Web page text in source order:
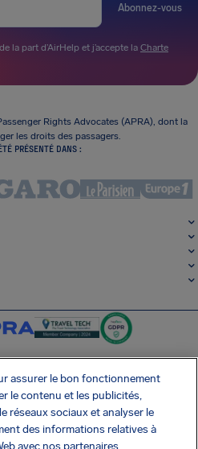
Abonnez-vous
la part d’AirHelp et j’accepte la Charte
Rights Advocates (APRA), dont la
les droits des passagers.
PRÉSENTÉ DANS :
SocialInstagram
SocialLinkedin
APPLI GRATUITE
assurer le bon fonctionnement
le contenu et les publicités,
réseaux sociaux et analyser le
des informations relatives à
avec nos partenaires